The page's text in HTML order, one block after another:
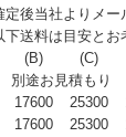
後当社よりメ
送料は目安とお
(B) (C)
別途お見積もり
17600 25300
17600 25300